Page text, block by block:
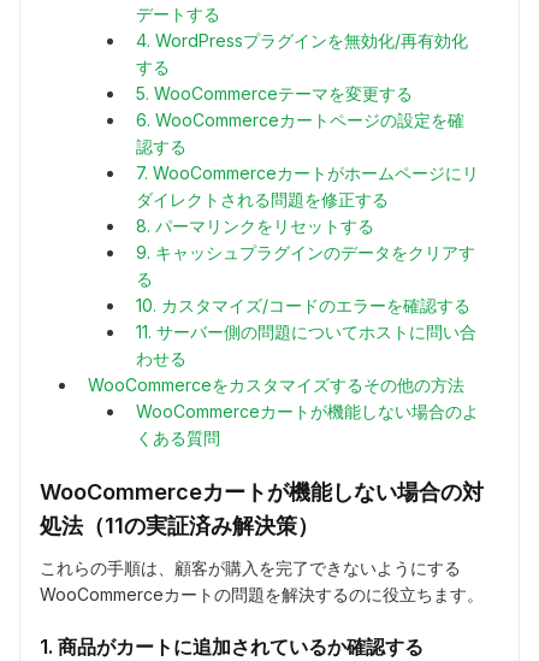
デートする
4. WordPressプラグインを無効化/再有効化
する
5. WooCommerceテーマを変更する
6. WooCommerceカートページの設定を確
認する
7. WooCommerceカートがホームページにリ
ダイレクトされる問題を修正する
8. パーマリンクをリセットする
9. キャッシュプラグインのデータをクリアす
る
10. カスタマイズ/コードのエラーを確認する
11. サーバー側の問題についてホストに問い合
わせる
WooCommerceをカスタマイズするその他の方法
WooCommerceカートが機能しない場合のよ
くある質問
WooCommerceカートが機能しない場合の対
処法（11の実証済み解決策）
これらの手順は、顧客が購入を完了できないようにする
WooCommerceカートの問題を解決するのに役立ちます。
1. 商品がカートに追加されているか確認する